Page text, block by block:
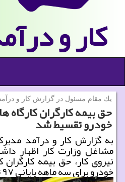
كار و
یك مقام مسئول در گزارش كار و
حق بیمه كارگران كارگاه
خودرو تقسیط شد
به گزارش كار و درآمد
مشاغل وزارت كار اظهار
نیروی كار، حق بیمه
خودرو برای سه ماهه پایانی ۹۷ تقسیط شد.